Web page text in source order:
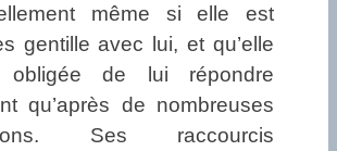
même si elle est
gentille avec lui, et qu’elle
obligée de lui répondre
qu’après de nombreuses
Ses raccourcis